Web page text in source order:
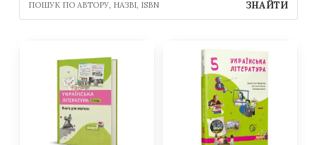
ЗНАЙТИ